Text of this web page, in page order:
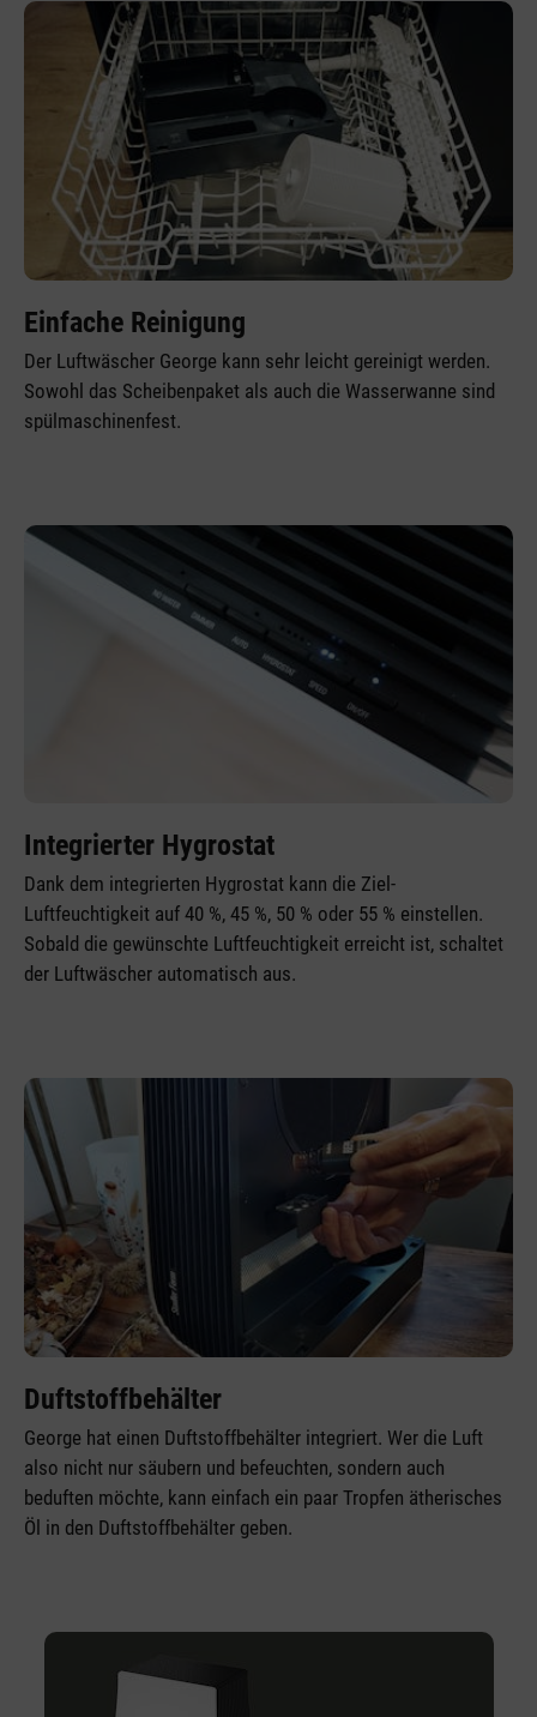
Einfache Reinigung
Der Luftwäscher George kann sehr leicht gereinigt werden.
Sowohl das Scheibenpaket als auch die Wasserwanne sind
spülmaschinenfest.
Integrierter Hygrostat
Dank dem integrierten Hygrostat kann die Ziel-
Luftfeuchtigkeit auf 40 %, 45 %, 50 % oder 55 % einstellen.
Sobald die gewünschte Luftfeuchtigkeit erreicht ist, schaltet
der Luftwäscher automatisch aus.
Duftstoffbehälter
George hat einen Duftstoffbehälter integriert. Wer die Luft
also nicht nur säubern und befeuchten, sondern auch
beduften möchte, kann einfach ein paar Tropfen ätherisches
Öl in den Duftstoffbehälter geben.